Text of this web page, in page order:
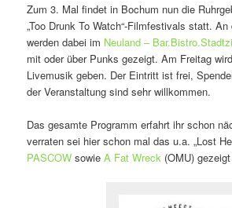
Zum 3. Mal findet in Bochum nun die
„Too Drunk To Watch“-Filmfestivals statt.
werden dabei im Neuland –
mit oder über Punks gezeigt. Am Freitag
Livemusik geben. Der Eintritt ist frei,
der Veranstaltung sind sehr willkommen.
Das gesamte Programm erfahrt ihr schon
verraten sei hier schon mal das u.a. „Lost
PASCOW sowieA Fat Wreck (OMU)